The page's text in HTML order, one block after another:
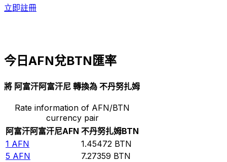
立即註冊
今日AFN兌BTN匯率
將 阿富汗阿富汗尼 轉換為 不丹努扎姆
Rate information of AFN/BTN
currency pair
阿富汗阿富汗尼AFN 不丹努扎姆BTN
1 AFN 1.45472 BTN
5 AFN 7.27359 BTN